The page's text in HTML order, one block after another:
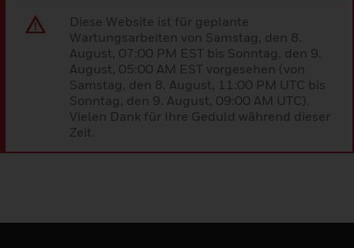
Diese Website ist für geplante
Wartungsarbeiten von Samstag, den 8.
August, 07:00 PM EST bis Sonntag, den 9.
August, 05:00 AM EST vorgesehen (von
Samstag, den 8. August, 11:00 PM UTC bis
Sonntag, den 9. August, 09:00 AM UTC).
Vielen Dank für Ihre Geduld während dieser
Zeit.